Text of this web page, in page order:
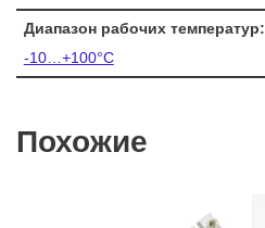
Диапазон рабочих температур:
-10…+100°C
Похожие